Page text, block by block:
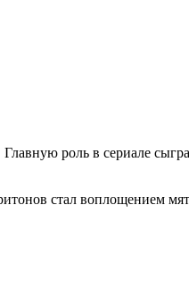
роль в сериале
стал воплощением